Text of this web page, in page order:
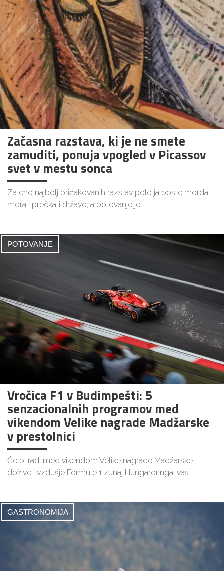
Začasna razstava, ki je ne smete
zamuditi, ponuja vpogled v Picassov
svet v mestu sonca
Za eno najbolj pričakovanih razstav poletja boste morda
morali prečkati državo, a potovanje je
POTOVANJE
Vročica F1 v Budimpešti: 5
senzacionalnih programov med
vikendom Velike nagrade Madžarske
v prestolnici
Če bi radi med vikendom Velike nagrade Madžarske
doživeli vzdušje Formule 1 zunaj Hungaroringa, vas
GASTRONOMIJA